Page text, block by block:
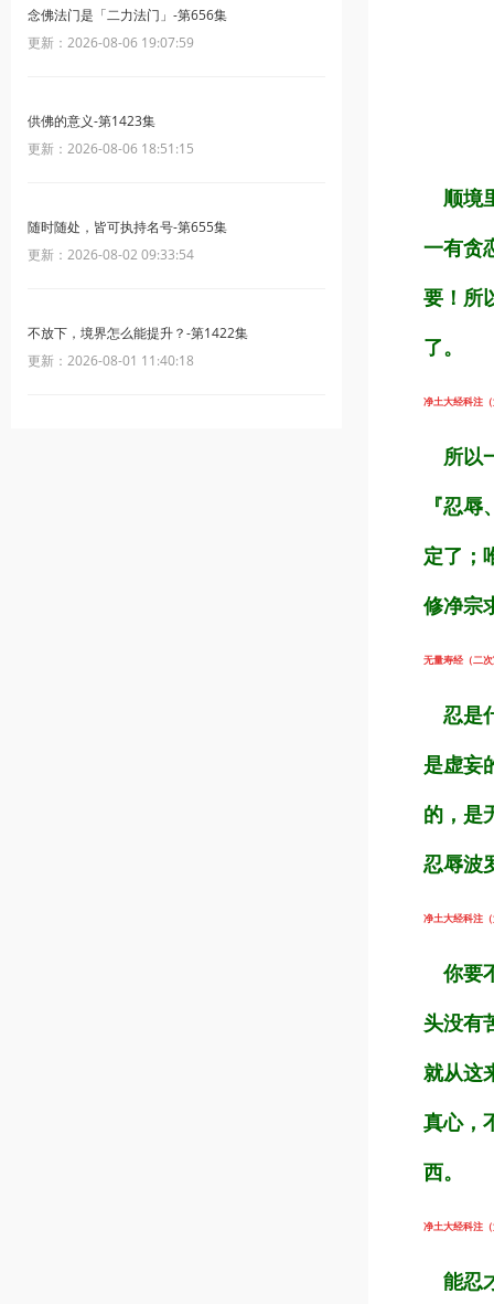
念佛法门是「二力法门」-第656集
更新：2026-08-06 19:07:59
供佛的意义-第1423集
更新：2026-08-06 18:51:15
随时随处，皆可执持名号-第655集
更新：2026-08-02 09:33:54
不放下，境界怎么能提升？-第1422集
更新：2026-08-01 11:40:18
顺境
一有贪
要！所
了。
净土大经科注
所以
『忍
定了；
修净宗
无量寿经（二
忍是
是虚妄
的，是
忍辱波
净土大经科注
你要
头没有
就从这
真心，
西。
净土大经科注
能忍